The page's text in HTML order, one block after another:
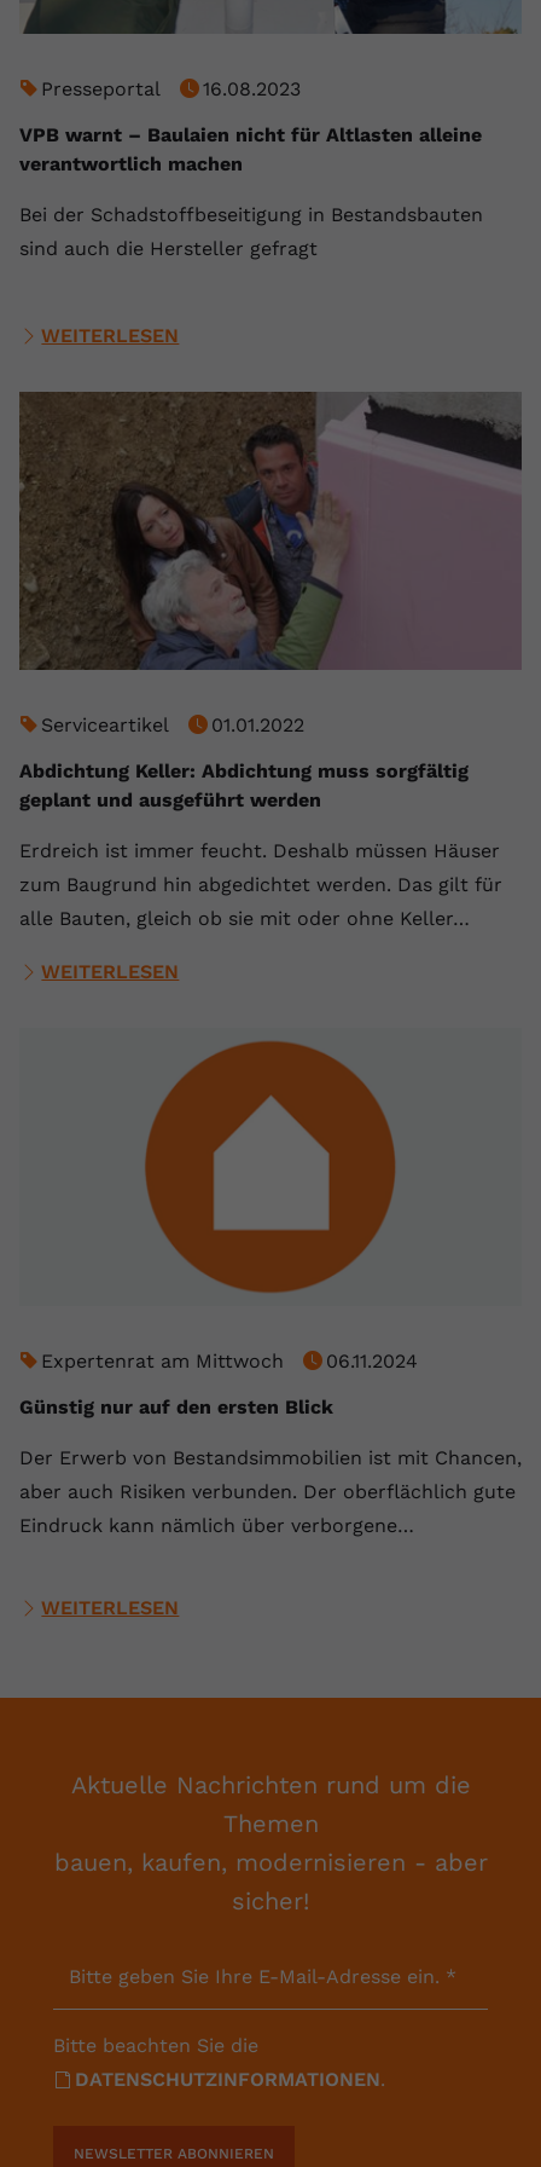
Presseportal
16.08.2023
VPB warnt – Baulaien nicht für Altlasten alleine
verantwortlich machen
Bei der Schadstoffbeseitigung in Bestandsbauten
sind auch die Hersteller gefragt
WEITERLESEN
Serviceartikel
01.01.2022
Abdichtung Keller: Abdichtung muss sorgfältig
geplant und ausgeführt werden
Erdreich ist immer feucht. Deshalb müssen Häuser
zum Baugrund hin abgedichtet werden. Das gilt für
alle Bauten, gleich ob sie mit oder ohne Keller…
WEITERLESEN
Expertenrat am Mittwoch
06.11.2024
Günstig nur auf den ersten Blick
Der Erwerb von Bestandsimmobilien ist mit Chancen,
aber auch Risiken verbunden. Der oberflächlich gute
Eindruck kann nämlich über verborgene…
WEITERLESEN
Aktuelle Nachrichten rund um die
Themen
bauen, kaufen, modernisieren - aber
sicher!
Bitte geben Sie Ihre E-Mail-Adresse ein. *
Bitte beachten Sie die
DATENSCHUTZINFORMATIONEN.
NEWSLETTER ABONNIEREN
registriert eine eindeutige ID, um
gesehen hat.
Name yt-remote-connected-devices
Anbieter Youtube.com
YouTube setzt diesen Cookie, um die
Videos verwendet.